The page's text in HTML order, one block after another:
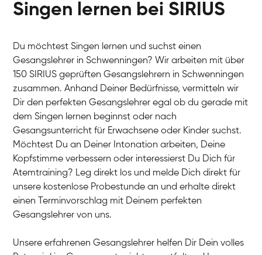
Singen lernen bei SIRIUS
Du möchtest Singen lernen und suchst einen
Gesangslehrer in Schwenningen? Wir arbeiten mit über
150 SIRIUS geprüften Gesangslehrern in Schwenningen
zusammen. Anhand Deiner Bedürfnisse, vermitteln wir
Dir den perfekten Gesangslehrer egal ob du gerade mit
dem Singen lernen beginnst oder nach
Gesangsunterricht für Erwachsene oder Kinder suchst.
Möchtest Du an Deiner Intonation arbeiten, Deine
Kopfstimme verbessern oder interessierst Du Dich für
Atemtraining? Leg direkt los und melde Dich direkt für
unsere kostenlose Probestunde an und erhalte direkt
einen Terminvorschlag mit Deinem perfekten
Gesangslehrer von uns.
Unsere erfahrenen Gesangslehrer helfen Dir Dein volles